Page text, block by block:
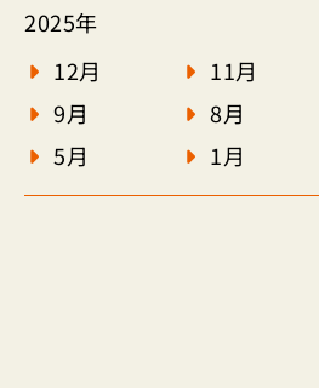
2025年
12月
11月
9月
8月
5月
1月